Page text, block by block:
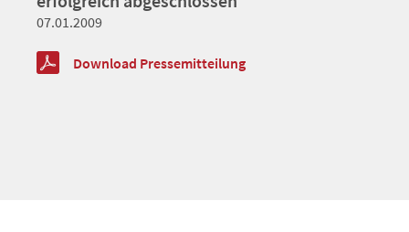
07.01.2009
Download Pressemitteilung